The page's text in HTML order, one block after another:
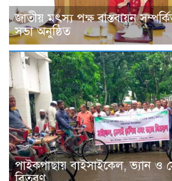
জাতীয় মৎস্য পক্ষ বাস্তবায়ন
সভা অনুষ্ঠিত
পাইকগাছায় বাইসাইকেল, ভ্যান ও